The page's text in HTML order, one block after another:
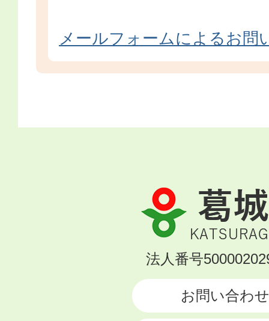
メールフォームによるお問
葛
城
市
KATSURAGI
法人番号
お問い合わせ